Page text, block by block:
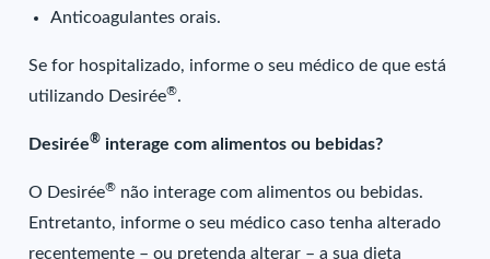
Anticoagulantes orais.
Se for hospitalizado, informe o seu médico de que está
utilizando Desirée®.
Desirée® interage com alimentos ou bebidas?
O Desirée® não interage com alimentos ou bebidas.
Entretanto, informe o seu médico caso tenha alterado
recentemente – ou pretenda alterar – a sua dieta